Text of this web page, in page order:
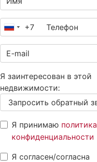
Россия
+7
Я заинтересован в этой
недвижимости:
Я принимаю политика
конфиденциальности
Я согласен/согласна